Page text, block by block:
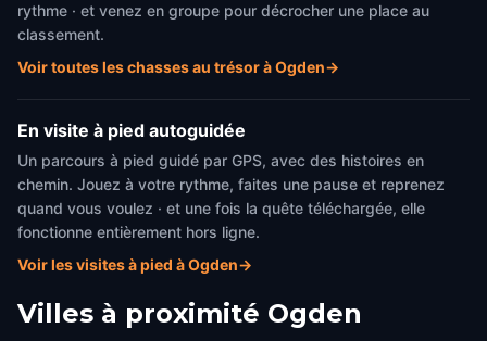
rythme · et venez en groupe pour décrocher une place au
classement.
Voir toutes les chasses au trésor à Ogden→
En visite à pied autoguidée
Un parcours à pied guidé par GPS, avec des histoires en
chemin. Jouez à votre rythme, faites une pause et reprenez
quand vous voulez · et une fois la quête téléchargée, elle
fonctionne entièrement hors ligne.
Voir les visites à pied à Ogden→
Villes à proximité Ogden